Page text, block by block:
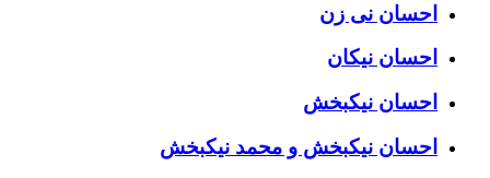
احسان نی زن
احسان نیکان
احسان نیکبخش
احسان نیکبخش و محمد نیکبخش